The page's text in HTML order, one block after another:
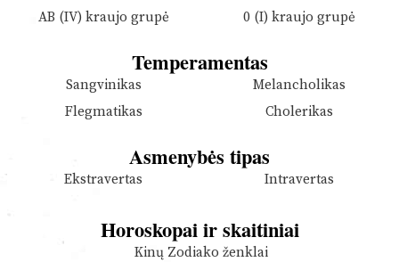
AB (IV) kraujo grupė
0 (I) kraujo grupė
Temperamentas
Sangvinikas
Melancholikas
Flegmatikas
Cholerikas
Asmenybės tipas
Ekstravertas Intravertas
Horoskopai ir skaitiniai
Kinų Zodiako ženklai